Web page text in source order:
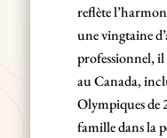
reflète
une vingtaine
professionnel,
au Canada,
Olympiques de
famille dans la